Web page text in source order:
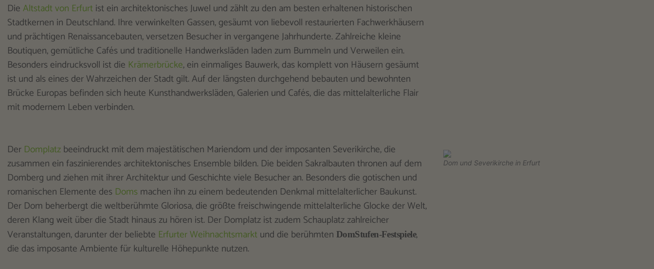
DieAltstadt von Erfurtist ein architektonisches Juwel und zählt zu den am besten erhaltenen historischen
Stadtkernen in Deutschland. Ihre verwinkelten Gassen, gesäumt von liebevoll restaurierten Fachwerkhäusern
und prächtigen Renaissancebauten, versetzen Besucher in vergangene Jahrhunderte. Zahlreiche kleine
Boutiquen, gemütliche Cafés und traditionelle Handwerksläden laden zum Bummeln und Verweilen ein.
Besonders eindrucksvoll ist die Krämerbrücke, ein einmaliges Bauwerk, das komplett von Häusern gesäumt
ist und als eines der Wahrzeichen der Stadt gilt. Auf der längsten durchgehend bebauten und bewohnten
Brücke Europas befinden sich heute Kunsthandwerksläden, Galerien und Cafés, die das mittelalterliche Flair
mit modernem Leben verbinden.
Der Domplatzbeeindruckt mit dem majestätischen Mariendom und der imposanten Severikirche, die
zusammen ein faszinierendes architektonisches Ensemble bilden. Die beiden Sakralbauten thronen auf dem
Domberg und ziehen mit ihrer Architektur und Geschichte viele Besucher an. Besonders die gotischen und
romanischen Elemente des Domsmachen ihn zu einem bedeutenden Denkmal mittelalterlicher Baukunst.
Der Dom beherbergt die weltberühmte Gloriosa, die größte freischwingende mittelalterliche Glocke der Welt,
deren Klang weit über die Stadt hinaus zu hören ist. Der Domplatz ist zudem Schauplatz zahlreicher
Veranstaltungen, darunter der beliebte Erfurter Weihnachtsmarktund die berühmten DomStufen-Festspiele,
die das imposante Ambiente für kulturelle Höhepunkte nutzen.
Dom und Severikirche in Erfurt